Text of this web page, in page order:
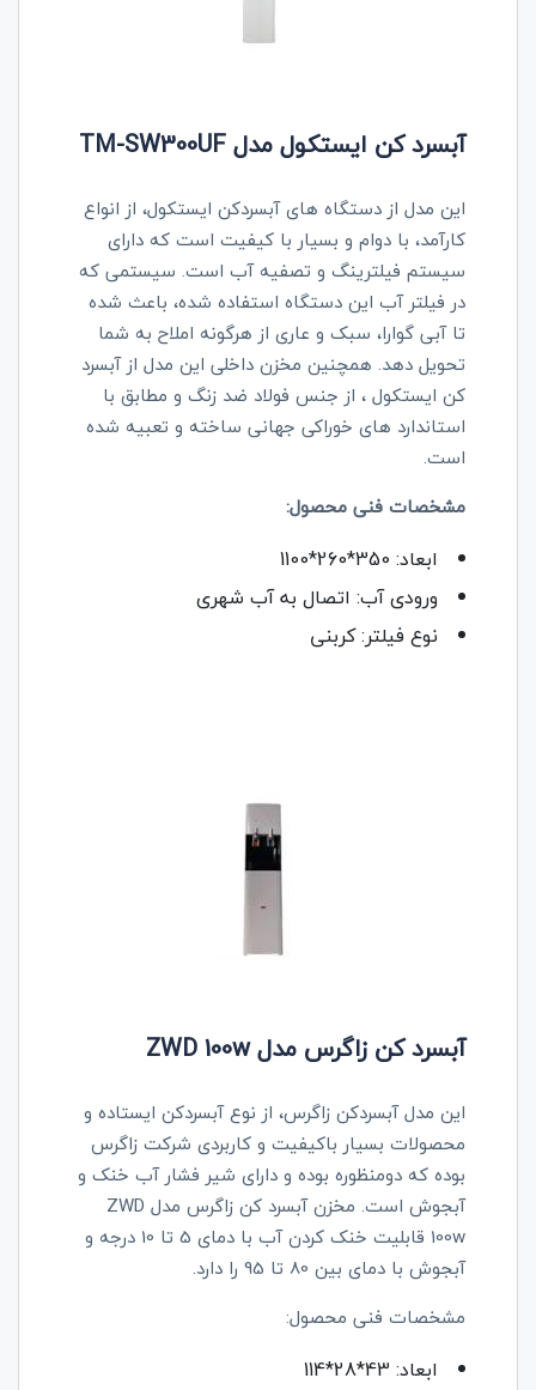
آبسرد کن ایستکول مدل TM-SW300UF
این مدل از دستگاه های آبسردکن ایستکول، از انواع
کارآمد، با دوام و بسیار با کیفیت است که دارای
سیستم فیلترینگ و تصفیه آب است. سیستمی که
در فیلتر آب این دستگاه استفاده شده، باعث شده
تا آبی گوارا، سبک و عاری از هرگونه املاح به شما
تحویل دهد. همچنین مخزن داخلی این مدل از آبسرد
کن ایستکول ، از جنس فولاد ضد زنگ و مطابق با
استاندارد های خوراکی جهانی ساخته و تعبیه شده
است.
مشخصات فنی محصول:
ابعاد: 350*260*1100
ورودی آب: اتصال به آب شهری
نوع فیلتر: کربنی
آبسرد کن زاگرس مدل ZWD 100w
این مدل آبسردکن زاگرس، از نوع آبسردکن ایستاده و
محصولات بسیار باکیفیت و کاربردی شرکت زاگرس
بوده که دومنظوره بوده و دارای شیر فشار آب خنک و
آبجوش است. مخزن آبسرد کن زاگرس مدل ZWD
100w قابلیت خنک کردن آب با دمای 5 تا 10 درجه و
آبجوش با دمای بین 80 تا 95 را دارد.
مشخصات فنی محصول:
ابعاد: 43*28*114